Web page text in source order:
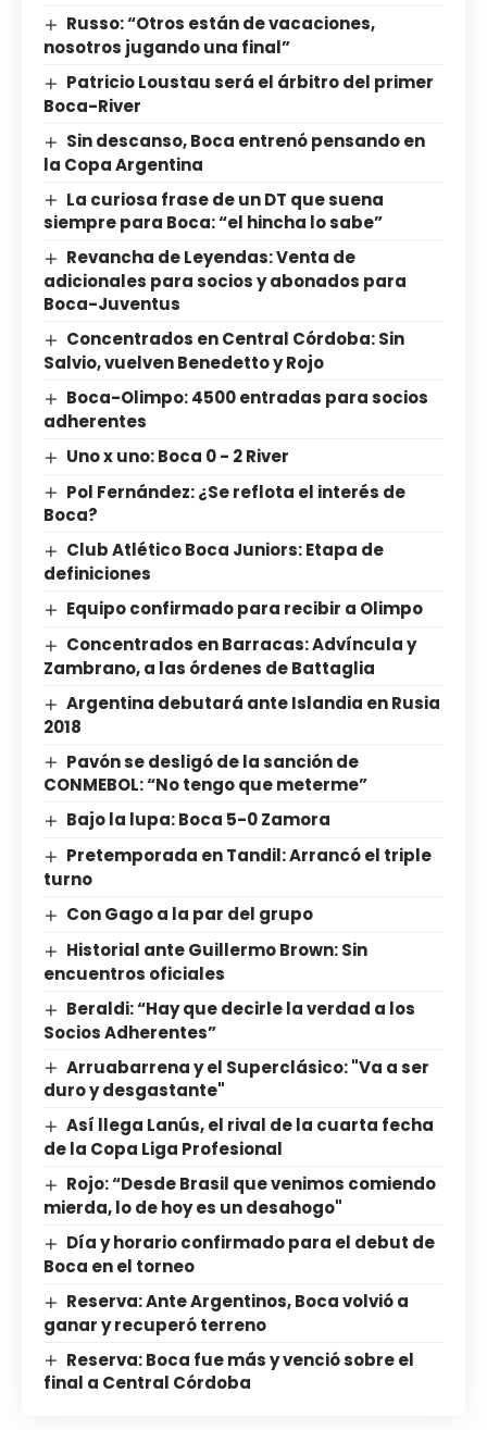
Russo: “Otros están de vacaciones,
nosotros jugando una final”
Patricio Loustau será el árbitro del primer
Boca-River
Sin descanso, Boca entrenó pensando en
la Copa Argentina
La curiosa frase de un DT que suena
siempre para Boca: “el hincha lo sabe”
Revancha de Leyendas: Venta de
adicionales para socios y abonados para
Boca-Juventus
Concentrados en Central Córdoba: Sin
Salvio, vuelven Benedetto y Rojo
Boca-Olimpo: 4500 entradas para socios
adherentes
Uno x uno: Boca 0 - 2 River
Pol Fernández: ¿Se reflota el interés de
Boca?
Club Atlético Boca Juniors: Etapa de
definiciones
Equipo confirmado para recibir a Olimpo
Concentrados en Barracas: Advíncula y
Zambrano, a las órdenes de Battaglia
Argentina debutará ante Islandia en Rusia
2018
Pavón se desligó de la sanción de
CONMEBOL: “No tengo que meterme”
Bajo la lupa: Boca 5-0 Zamora
Pretemporada en Tandil: Arrancó el triple
turno
Con Gago a la par del grupo
Historial ante Guillermo Brown: Sin
encuentros oficiales
Beraldi: “Hay que decirle la verdad a los
Socios Adherentes”
Arruabarrena y el Superclásico: "Va a ser
duro y desgastante"
Así llega Lanús, el rival de la cuarta fecha
de la Copa Liga Profesional
Rojo: “Desde Brasil que venimos comiendo
mierda, lo de hoy es un desahogo"
Día y horario confirmado para el debut de
Boca en el torneo
Reserva: Ante Argentinos, Boca volvió a
ganar y recuperó terreno
Reserva: Boca fue más y venció sobre el
final a Central Córdoba